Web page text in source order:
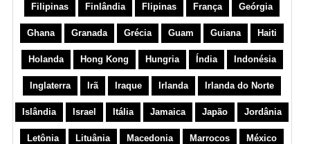
Filipinas Finlândia Flipinas França Geórgia
Ghana Granada Grécia Guam Guiana Haiti
Holanda Hong Kong Hungria Índia Indonésia
Inglaterra Irã Iraque Irlanda Irlanda do Norte
Islândia Israel Itália Jamaica Japão Jordânia
Letônia Lituânia Macedonia Marrocos México